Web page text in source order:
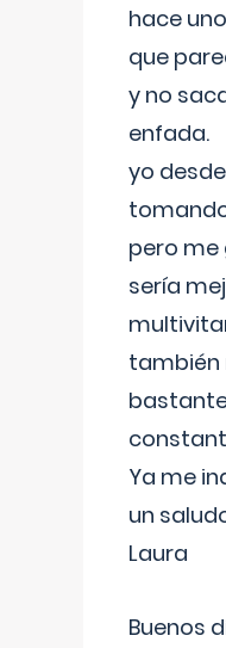
hace
que
y no
enfada.
yo
pero me
sería
también
Ya me
un
Laura
Buenos